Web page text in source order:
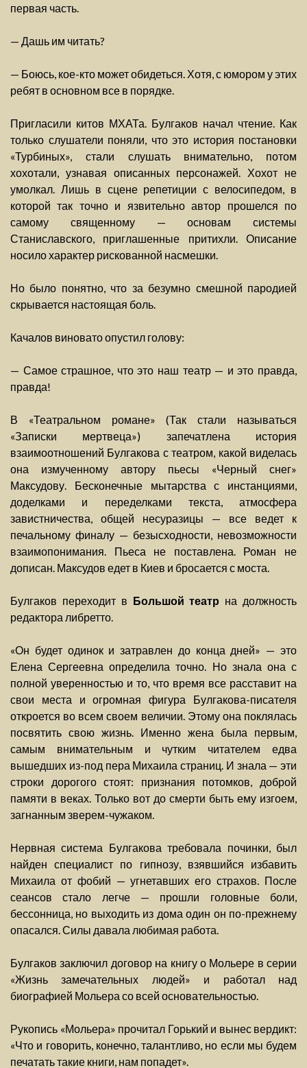
первая часть.
— Дашь им читать?
— Боюсь, кое-кто может обидеться. Хотя, с юмором у этих
ребят в основном все в порядке.
Пригласили китов МХАТа. Булгаков начал чтение. Как
только слушатели поняли, что это история постановки
«Турбиных», стали слушать внимательно, потом
хохотали, узнавая описанных персонажей. Хохот не
умолкал. Лишь в сцене репетиции с велосипедом, в
которой так точно и язвительно автор прошелся по
самому священному — основам системы
Станиславского, приглашенные притихли. Описание
носило характер рискованной насмешки.
Но было понятно, что за безумно смешной пародией
скрывается настоящая боль.
Качалов виновато опустил голову:
— Самое страшное, что это наш театр — и это правда,
правда!
В «Театральном романе» (Так стали называться
«Записки мертвеца») запечатлена история
взаимоотношений Булгакова с театром, какой виделась
она измученному автору пьесы «Черный снег»
Максудову. Бесконечные мытарства с инстанциями,
доделками и переделками текста, атмосфера
завистничества, общей несуразицы — все ведет к
печальному финалу — безысходности, невозможности
взаимопонимания. Пьеса не поставлена. Роман не
дописан. Максудов едет в Киев и бросается с моста.
Булгаков переходит в Большой театр на должность
редактора либретто.
«Он будет одинок и затравлен до конца дней» — это
Елена Сергеевна определила точно. Но знала она с
полной уверенностью и то, что время все расставит на
свои места и огромная фигура Булгакова-писателя
откроется во всем своем величии. Этому она поклялась
посвятить свою жизнь. Именно жена была первым,
самым внимательным и чутким читателем едва
вышедших из-под пера Михаила страниц. И знала — эти
строки дорогого стоят: признания потомков, доброй
памяти в веках. Только вот до смерти быть ему изгоем,
загнанным зверем-чужаком.
Нервная система Булгакова требовала починки, был
найден специалист по гипнозу, взявшийся избавить
Михаила от фобий — угнетавших его страхов. После
сеансов стало легче — прошли головные боли,
бессонница, но выходить из дома один он по-прежнему
опасался. Силы давала любимая работа.
Булгаков заключил договор на книгу о Мольере в серии
«Жизнь замечательных людей» и работал над
биографией Мольера со всей основательностью.
Рукопись «Мольера» прочитал Горький и вынес вердикт:
«Что и говорить, конечно, талантливо, но если мы будем
печатать такие книги, нам попадет».